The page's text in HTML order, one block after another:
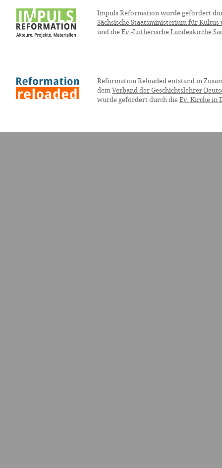
Impuls Reformation wurde gefördert
Sächsische Staatsministerium für Kultus
und die Ev.-Lutherische Landeskirche
Reformation Reloaded entstand in
dem Verband der Geschichtslehrer
wurde gefördert durch die Ev. Kirche in